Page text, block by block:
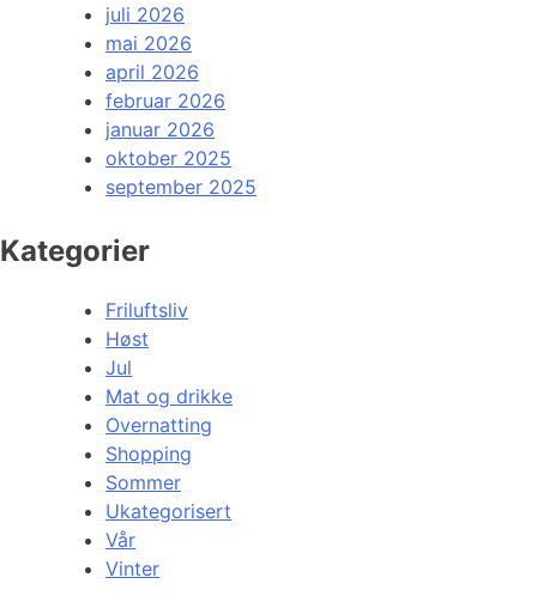
juli 2026
mai 2026
april 2026
februar 2026
januar 2026
oktober 2025
september 2025
Kategorier
Friluftsliv
Høst
Jul
Mat og drikke
Overnatting
Shopping
Sommer
Ukategorisert
Vår
Vinter